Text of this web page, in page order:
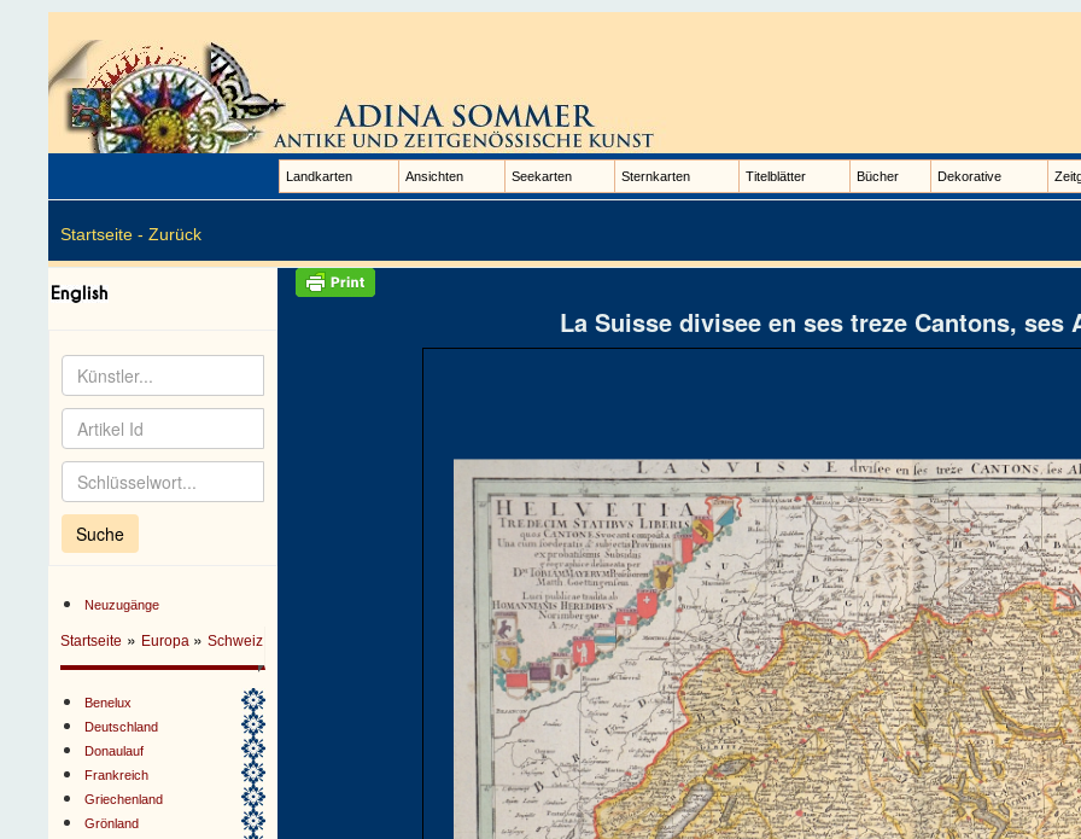
Landkarten Ansichten Seekarten Sternkarten Titelblätter Bücher Dekorative
Startseite - Zurück
Neuzugänge
Startseite » Europa »Schweiz
Benelux
Deutschland
Donaulauf
Frankreich
Griechenland
Grönland
La Suisse divisee en ses treze Cantons, ses